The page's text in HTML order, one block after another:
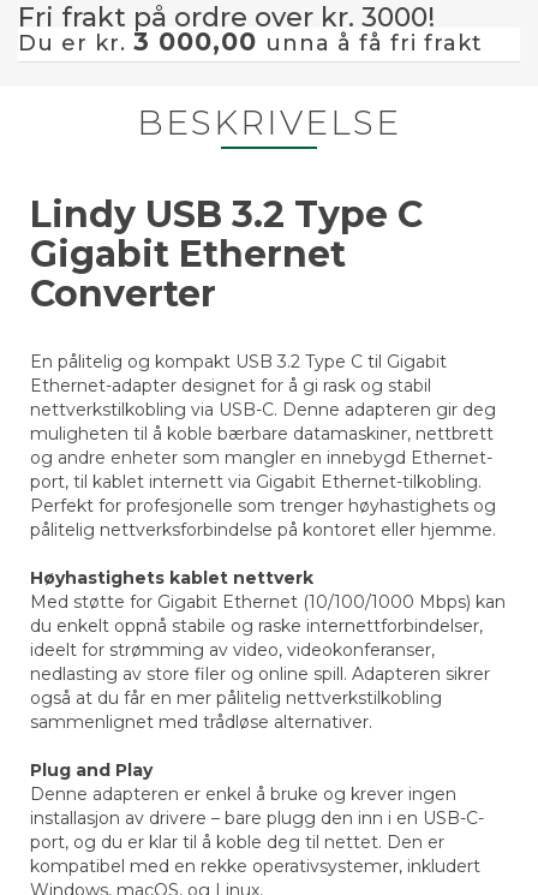
Fri frakt på ordre over kr. 3000!
Du er kr. 3 000,00 unna å få fri frakt
BESKRIVELSE
Lindy USB 3.2 Type C
Gigabit Ethernet
Converter
En pålitelig og kompakt USB 3.2 Type C til Gigabit
Ethernet-adapter designet for å gi rask og stabil
nettverkstilkobling via USB-C. Denne adapteren gir deg
muligheten til å koble bærbare datamaskiner, nettbrett
og andre enheter som mangler en innebygd Ethernet-
port, til kablet internett via Gigabit Ethernet-tilkobling.
Perfekt for profesjonelle som trenger høyhastighets og
pålitelig nettverksforbindelse på kontoret eller hjemme.
Høyhastighets kablet nettverk
Med støtte for Gigabit Ethernet (10/100/1000 Mbps) kan
du enkelt oppnå stabile og raske internettforbindelser,
ideelt for strømming av video, videokonferanser,
nedlasting av store filer og online spill. Adapteren sikrer
også at du får en mer pålitelig nettverkstilkobling
sammenlignet med trådløse alternativer.
Plug and Play
Denne adapteren er enkel å bruke og krever ingen
installasjon av drivere – bare plugg den inn i en USB-C-
port, og du er klar til å koble deg til nettet. Den er
kompatibel med en rekke operativsystemer, inkludert
Windows, macOS, og Linux.